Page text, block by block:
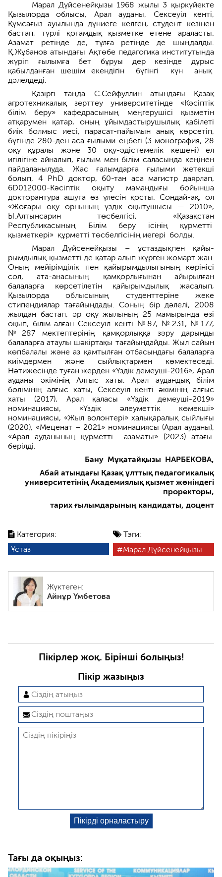
Категория:
Ұстаз
Тэги:
Марал Дүйсенейқызы
Жүктеген:
Айнұр Үмбетова
Марал Дүйсенейқызы 1968 жылы 3 қыр­күйекте
Қызылорда облысы, Арал ауданы, Сексеуіл кенті,
Құмсағыз ауылында дүниеге келген, студент кезінен
бастап, түрлі қоғамдық қызметке етене араласты.
Азамат ретінде де, тұлға ретінде де шыңдалды.
Қ.Жұбанов атындағы Ақтөбе педагогика институтында
жүріп ғылымға бет бұруы дер кезінде дұрыс
қабылданған шешім екендігін бүгінгі күн анық
дәлелдеді.
Қазіргі таңда С.Сейфуллин атындағы Қазақ
агротехникалық зерттеу университетінде «Кәсіптік
білім беру» кафедрасының меңгеру­шісі қызметін
атқарумен қатар, оның ұйымдас­тырушылық қабілеті
биік болмыс иесі, парасат-пайымын анық көрсетіп,
бүгінде 280-ден аса ғылыми еңбегі (3 монография, 28
оқу құралы және 30 оқу-әдістемелік кешені) ел
игілігіне айналып, ғылым мен білім саласында кеңінен
пайдаланылуда. Жас ғалымдарға ғылыми жетекші
болып, 4 PhD доктор, 60-тан аса магистр даярлап,
6D012000-Кәсіптік оқыту мамандығы бойынша
докторантура ашуға өз үлесін қосты. Сондай-ақ, ол
«Жоғары оқу орнының үздік оқытушысы — 2010»,
Ы.Алтынсарин төсбелгісі, «Қазақстан
Республикасының Білім беру ісінің құрметті
қызметкері» құрметті төсбелгісінің иегері болды.
Марал Дүйсенейқызы – ұстаздықпен қайы­
рымдылық қызметті де қатар алып жүрген жомарт жан.
Оның мейірімділік пен қайырымдылығының көрінісі
сол, ата-анасының қамқорлығынан айырылған
балаларға көрсетілетін қайырымдылық жасалып,
Қызылорда облысының студенттеріне жеке
стипендиялар тағайындады. Соның бір дәлелі, 2008
жылдан бастап, әр оқу жылының 25 мамырында өзі
оқып, білім алған Сексеуіл кенті №87, №231, №177,
№287 мектептерінің қамқорлыққа зәру дарынды
балаларға атаулы шәкіртақы таға­йындайды. Жыл сайын
көпбалалы және аз қамтылған отбасындағы балаларға
киімдермен және сыйлықтармен көмектеседі.
Нәтижесінде туған жерден «Үздік демеуші-2016», Арал
ауданы әкімінің Алғыс хаты, Арал аудандық білім
бөлімінің алғыс хаты, Сексеуіл кенті әкімінің алғыс
хаты (2017), Арал қаласы «Үздік демеу­ші-2019»
номинациясы, «Үздік әлеуметтік көмекші»
номинациясы, «Жыл волонтері» халық­аралық сыйлығы
(2020), «Меценат – 2021» номинациясы (Арал ауданы),
«Арал ауданының құрметті азаматы» (2023) атағы
берілді.
Бану Мұқатайқызы НАРБЕКОВА,
Абай атындағы Қазақ ұлттық педагогикалық
университетінің Академиялық қызмет жөніндегі
проректоры,
тарих ғылымдарының кандидаты, доцент
Пікірлер жоқ. Бірінші болыңыз!
Пікір жазыңыз
Тағы да оқыңыз: